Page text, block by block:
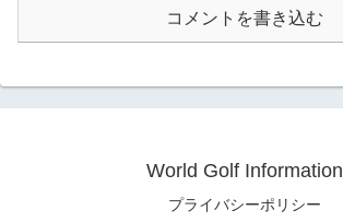
コメントを書き込む
World Golf Information
プライバシーポリシー